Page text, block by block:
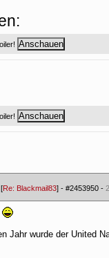
[Re: Blackmail83] - #2453950 -
Jahr wurde der United